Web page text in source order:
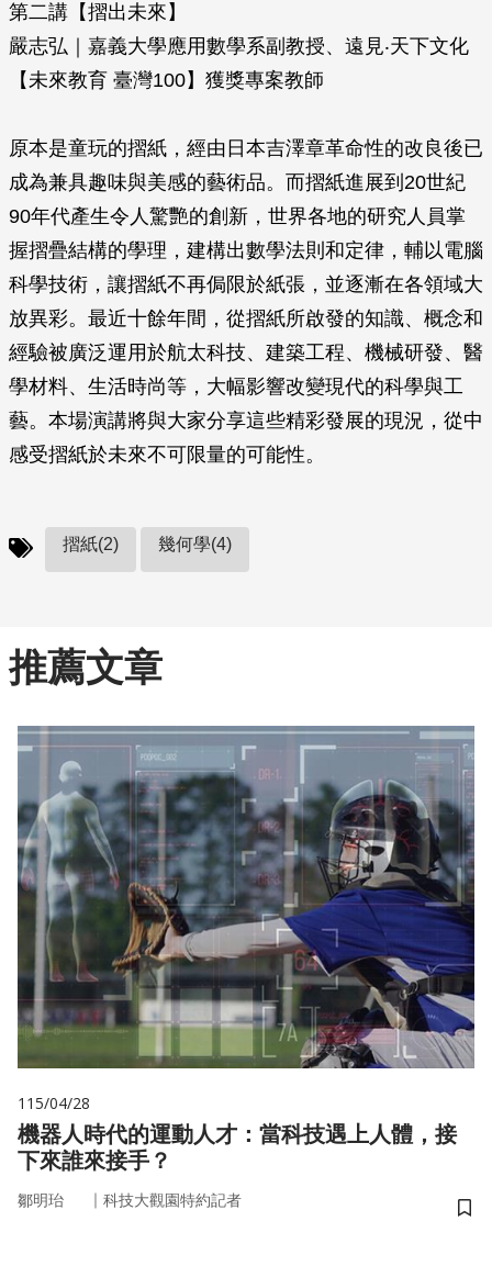
第二講【摺出未來】
嚴志弘｜嘉義大學應用數學系副教授、遠見‧天下文化
【未來教育 臺灣100】獲獎專案教師
原本是童玩的摺紙，經由日本吉澤章革命性的改良後已
成為兼具趣味與美感的藝術品。而摺紙進展到20世紀
90年代產生令人驚艷的創新，世界各地的研究人員掌
握摺疊結構的學理，建構出數學法則和定律，輔以電腦
科學技術，讓摺紙不再侷限於紙張，並逐漸在各領域大
放異彩。最近十餘年間，從摺紙所啟發的知識、概念和
經驗被廣泛運用於航太科技、建築工程、機械研發、醫
學材料、生活時尚等，大幅影響改變現代的科學與工
藝。本場演講將與大家分享這些精彩發展的現況，從中
感受摺紙於未來不可限量的可能性。
摺紙(2) 幾何學(4)
推薦文章
115/04/28
機器人時代的運動人才：當科技遇上人體，接
下來誰來接手？
鄒明珆 ｜ 科技大觀園特約記者
儲